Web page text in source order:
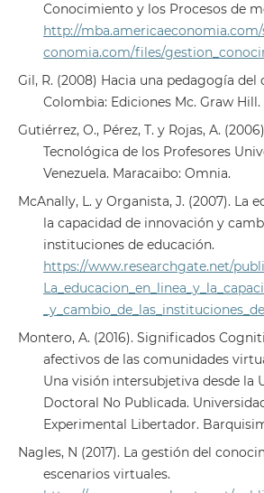
Conocimiento y los Procesos de
http://
conomia.com/files/
Gil, R. (2008) Hacia una pedagogía
Colombia: Ediciones Mc. Graw Hill.
Gutiérrez, O., Pérez, T. y Rojas, A.
Tecnológica de los Profesores
Venezuela. Maracaibo: Omnia.
McAnally, L. y Organista, J. (2007). La
la capacidad de innovación y
instituciones de educación.
https://www.researchgate.net/
Montero, A. (2016). Significados
afectivos de las comunidades
Una visión intersubjetiva desde la
Doctoral No Publicada.
Experimental Libertador.
Nagles, N (2017). La gestión del
escenarios virtuales.